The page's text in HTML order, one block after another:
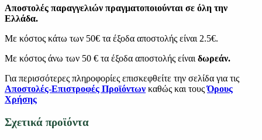
Αποστολές παραγγελιών πραγματοποιούνται σε όλη την
Ελλάδα.
Με κόστος κάτω των 50€ τα έξοδα αποστολής είναι 2.5€.
Με κόστος άνω των 50 € τα έξοδα αποστολής είναι δωρεάν.
Για περισσότερες πληροφορίες επισκεφθείτε την σελίδα για τις
Αποστολές-Επιστροφές Προϊόντων καθώς και τουςΌρους
Χρήσης
Σχετικά προϊόντα